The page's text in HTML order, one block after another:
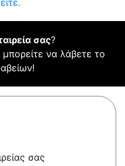
σας?
να λάβετε το
σας